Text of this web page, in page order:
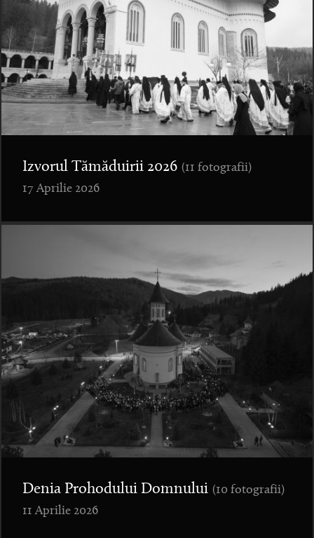
Izvorul Tămăduirii 2026 (11 fotografii)
17 Aprilie 2026
Denia Prohodului Domnului (10 fotografii)
11 Aprilie 2026